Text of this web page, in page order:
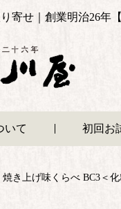
寄せ｜創業明治26年
いて 初回お
焼き上げ味くらべ BC3＜化